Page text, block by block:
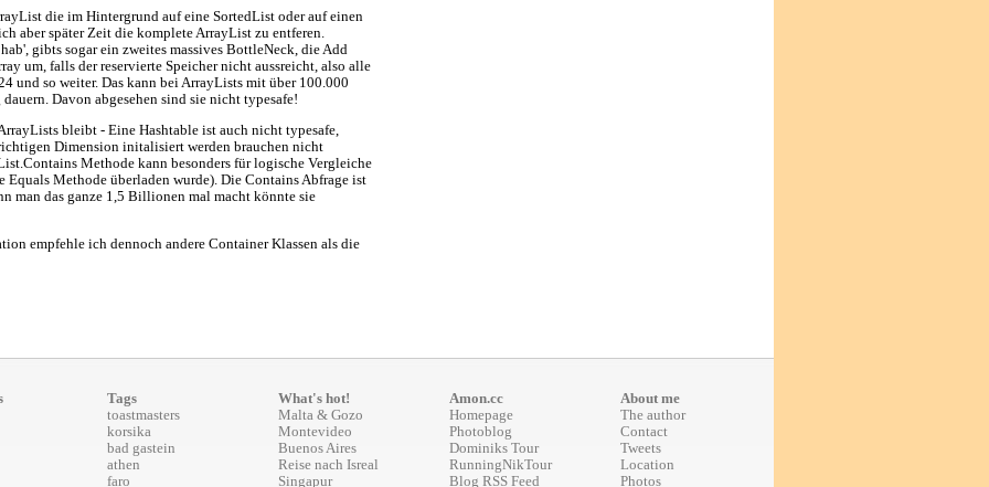
die im Hintergrund auf eine SortedList oder auf einen
aber später Zeit die komplete ArrayList zu entferen.
gibts sogar ein zweites massives BottleNeck, die Add
um, falls der reservierte Speicher nicht aussreicht, also alle
und so weiter. Das kann bei ArrayLists mit über 100.000
Davon abgesehen sind sie nicht typesafe!
bleibt - Eine Hashtable ist auch nicht typesafe,
Dimension initalisiert werden brauchen nicht
Methode kann besonders für logische Vergleiche
Equals Methode überladen wurde). Die Contains Abfrage ist
man das ganze 1,5 Billionen mal macht könnte sie
empfehle ich dennoch andere Container Klassen als die
Tags
toastmasters
korsika
bad gastein
athen
faro
What's hot!
Malta & Gozo
Montevideo
Buenos Aires
Reise nach Isreal
Singapur
Amon.cc
Homepage
Photoblog
Dominiks Tour
RunningNikTour
Blog RSS Feed
About me
The author
Contact
Tweets
Location
Photos